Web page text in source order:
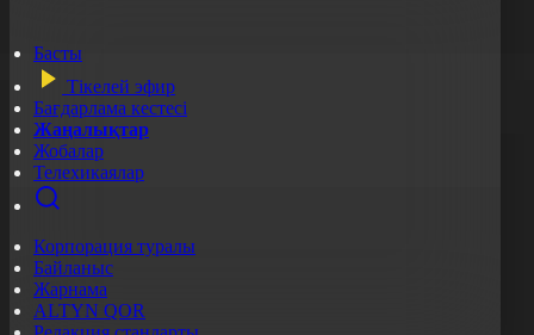
Басты
Тікелей эфир
Бағдарлама кестесі
Жаңалықтар
Жобалар
Телехикаялар
Корпорация туралы
Байланыс
Жарнама
ALTYN QOR